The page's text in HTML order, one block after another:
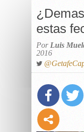
estas
Por Luis
2016